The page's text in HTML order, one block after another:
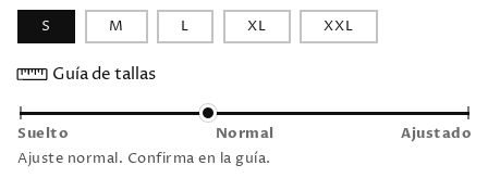
S M L XL XXL
Guía de tallas
Suelto Normal Ajustado
Ajuste normal. Confirma en la guía.